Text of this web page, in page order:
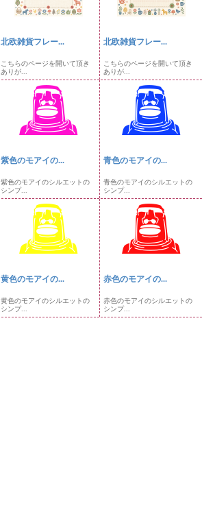
北欧雑貨フレー...
こちらのページを開いて頂き
ありが...
北欧雑貨フレー...
こちらのページを開いて頂き
ありが...
紫色のモアイの...
紫色のモアイのシルエットの
シンプ...
青色のモアイの...
青色のモアイのシルエットの
シンプ...
黄色のモアイの...
黄色のモアイのシルエットの
シンプ...
赤色のモアイの...
赤色のモアイのシルエットの
シンプ...